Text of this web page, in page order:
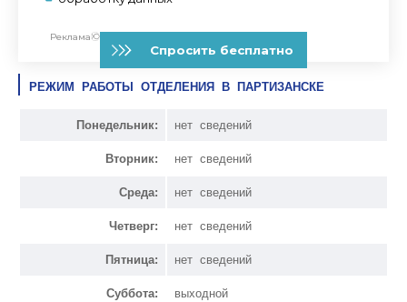
РЕЖИМ РАБОТЫ ОТДЕЛЕНИЯ В ПАРТИЗАНСКЕ
Понедельник: нет сведений
Вторник: нет сведений
Среда: нет сведений
Четверг: нет сведений
Пятница: нет сведений
Суббота: выходной